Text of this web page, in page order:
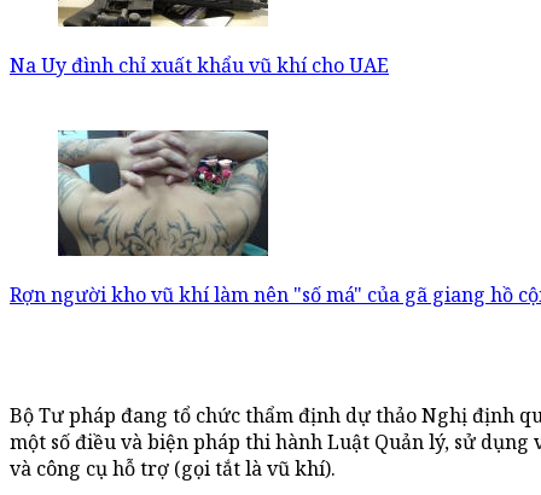
Na Uy đình chỉ xuất khẩu vũ khí cho UAE
Rợn người kho vũ khí làm nên "số má" của gã giang hồ
Bộ Tư pháp đang tổ chức thẩm định dự thảo Nghị định
một số điều và biện pháp thi hành Luật Quản lý, sử dụng
và công cụ hỗ trợ (gọi tắt là vũ khí).